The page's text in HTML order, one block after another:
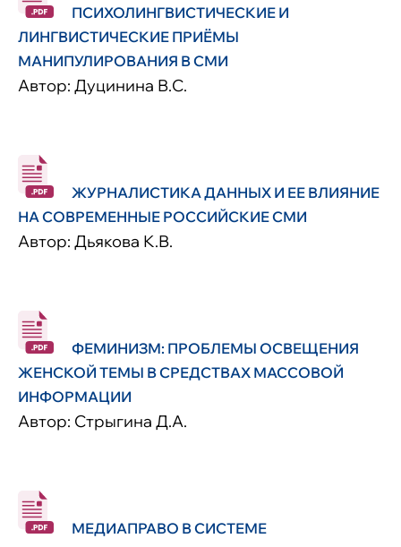
ПСИХОЛИНГВИСТИЧЕСКИЕ И
ЛИНГВИСТИЧЕСКИЕ ПРИЁМЫ
МАНИПУЛИРОВАНИЯ В СМИ
Автор: Дуцинина В.С.
ЖУРНАЛИСТИКА ДАННЫХ И ЕЕ ВЛИЯНИЕ
НА СОВРЕМЕННЫЕ РОССИЙСКИЕ СМИ
Автор: Дьякова К.В.
ФЕМИНИЗМ: ПРОБЛЕМЫ ОСВЕЩЕНИЯ
ЖЕНСКОЙ ТЕМЫ В СРЕДСТВАХ МАССОВОЙ
ИНФОРМАЦИИ
Автор: Стрыгина Д.А.
МЕДИАПРАВО В СИСТЕМЕ